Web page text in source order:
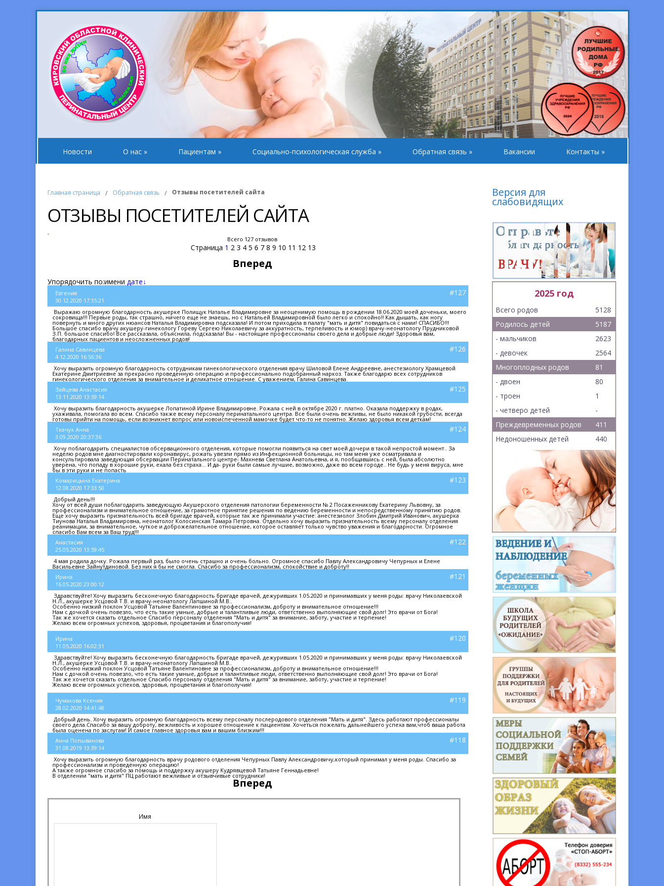
Новости О нас » Пациентам » Социально-психологическая служба » Обратная связь » Вакансии Контакты »
Главная страница / Обратная связь / Отзывы посетителей сайта
ОТЗЫВЫ ПОСЕТИТЕЛЕЙ САЙТА
-
Всего 127 отзывов
Страница 1 2 3 4 5 6 7 8 9 10 11 12 13
Вперед
Упорядочить по:имени дате↓
Евгения
30.12.2020 17:35:21
#127
Выражаю огромную благодарность акушерке Полищук Наталье Владимировне за неоценимую помощь в рождении 18.06.2020 моей доченьки, моего
сокровища!!! Первые роды, так страшно, ничего еще не знаешь, но с Натальей Владимировной было легко и спокойно!! Как дышать, как ногу
повернуть и много других нюансов Наталья Владимировна подсказала! И потом приходила в палату "мать и дитя" повидаться с нами! СПАСИБО!!!
Большое спасибо врачу акушеру-гинекологу Гореву Сергею Николаевичу за аккуратность, терпеливость и юмор) врачу-неонатологу Прудниковой
З.П. большое спасибо! Все рассказала, объяснила, подсказала! Вы - настоящие профессионалы своего дела и добрые люди! Здоровья вам,
благодарных пациентов и неосложненных родов!
Галина Савинцева
4.12.2020 16:56:36
#126
Хочу выразить огромную благодарность сотрудникам гинекологического отделения врачу Шиловой Елене Андреевне, анестезиологу Храмцевой
Екатерине Дмитриевне за прекрасно проведенную операцию и профессионально подобранный наркоз. Также благодарю всех сотрудников
гинекологического отделения за внимательное и деликатное отношение. С уважением, Галина Савинцева.
Зайцева Анастасия
13.11.2020 13:59:14
#125
Хочу выразить благодарность акушерке Лопатиной Ирине Владимировне. Рожала с ней в октябре 2020 г. платно. Оказала поддержку в родах,
ухаживала, помогала во всем. Спасибо также всему персоналу перинатального центра. Все были очень вежливы, не было никакой грубости, всегда
готовы прийти на помощь, если возникнет вопрос или новоиспеченной мамочке будет что-то не понятно. Желаю здоровья всем деткам!
Ткачук Анна
3.09.2020 20:37:36
#124
Хочу поблагодарить специалистов обсервационного отделения, которые помогли появиться на свет моей дочери в такой непростой момент.. За
неделю родов мне диагностировали коронавирус, рожать увезли прямо из Инфекционной больницы, но там меня уже осматривала и
консультировала заведующая обсервации Перинатального центре- Махнева Светлана Анатольевна, и я, пообщавшись с ней, была абсолютно
уверена, что попаду в хорошие руки, ехала без страха... И да- руки были самые лучшие, возможно, даже во всем городе.. Не будь у меня вируса, мне
бы в эти руки и не попасть
Комарицына Екатерина
12.08.2020 17:33:50
#123
Добрый день!!!
Хочу от всей души поблагодарить заведующую Акушерского отделения патологии беременности № 2 Посаженникову Екатерину Львовну, за
профессионализм и внимательное отношение, за грамотное принятие решения по ведению беременности и непосредственному принятию родов.
Еще хочу выразить признательность всей бригаде врачей, которые так же принимали участие: анестезиолог Злобин Дмитрий Иванович, акушерка
Тиунова Наталья Владимировна, неонатолог Колосинская Тамара Петровна. Отдельно хочу выразить признательность всему персоналу отделения
реанимации, за внимательное, чуткое и доброжелательное отношение, которое оставляет только чувство уважения и благодарности. Огромное
спасибо Вам всем за Ваш труд!!!
Анастасия
25.05.2020 13:59:45
#122
4 мая родила дочку. Рожала первый раз, было очень страшно и очень больно. Огромное спасибо Павлу Александровичу Чепурных и Елене
Васильевне Зайнутдиновой. Без них я бы не смогла. Спасибо за профессионализм, спокойствие и доброту!!
Ирина
16.05.2020 23:00:12
#121
Здравствуйте! Хочу выразить бесконечную благодарность бригаде врачей, дежуривших 1.05.2020 и принимавших у меня роды: врачу Николаевской
Н.Л., акушерке Усцовой Т.В. и врачу-неонатологу Лапшиной М.В..
Особенно низкий поклон Усцовой Татьяне Валентиновне за профессионализм, доброту и внимательное отношение!!!
Нам с дочкой очень повезло, что есть такие умные, добрые и талантливые люди, ответственно выполняющие свой долг! Это врачи от Бога!
Так же хочется сказать отдельное Спасибо персоналу отделения "Мать и дитя" за внимание, заботу, участие и терпение!
Желаю всем огромных успехов, здоровья, процветания и благополучия!
Ирина
11.05.2020 16:02:31
#120
Здравствуйте! Хочу выразить бесконечную благодарность бригаде врачей, дежуривших 1.05.2020 и принимавших у меня роды: врачу Николаевской
Н.Л., акушерке Усцовой Т.В. и врачу-неонатологу Лапшиной М.В..
Особенно низкий поклон Усцовой Татьяне Валентиновне за профессионализм, доброту и внимательное отношение!!!
Нам с дочкой очень повезло, что есть такие умные, добрые и талантливые люди, ответственно выполняющие свой долг! Это врачи от Бога!
Так же хочется сказать отдельное Спасибо персоналу отделения "Мать и дитя" за внимание, заботу, участие и терпение!
Желаю всем огромных успехов, здоровья, процветания и благополучия!
Чумакова Ксения
28.02.2020 14:41:48
#119
Добрый день. Хочу выразить огромную благодарность всему персоналу послеродового отделения "Мать и дитя". Здесь работают профессионалы
своего дела.Спасибо за вашу доброту, вежливость и хорошее отношение к пациентам. Хочеться пожелать дальнейшего успеха вам,чтоб ваша работа
была оценена по заслугам! И самое главное здоровья вам и вашим близким!!!
Анна Попыванова
31.08.2019 13:39:14
#118
Хочу выразить огромную благодарность врачу родового отделения Чепурных Павлу Александровичу,который принимал у меня роды. Спасибо за
профессионализм и проведённую операцию!
А также огромное спасибо за помощь и поддержку акушеру Кудрявцевой Татьяне Геннадьевне!
В отделении "мать и дитя" ПЦ работают вежливые и отзывчивые сотрудники!
Вперед
Имя
Версия для
слабовидящих
2025 год
Всего родов
5128
Родилось детей
5187
- мальчиков
2623
- девочек
2564
Многоплодных родов
81
- двоен
80
- троен
1
- четверо детей
-
Преждевременных родов
411
Недоношенных детей
440